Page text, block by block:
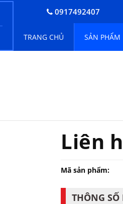
0917492407
TRANG CHỦ SẢN PHẨM
Liên
Mã sản phẩm:
THÔNG SỐ